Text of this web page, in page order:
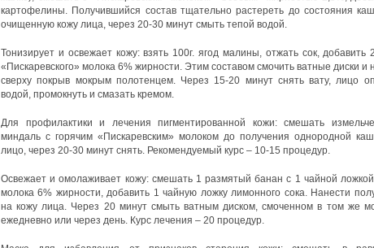
картофелины. Получившийся состав тщательно растереть до состояния
очищенную кожу лица, через 20-30 минут смыть тепой водой.
Тонизирует и освежает кожу: взять 100г. ягод малины, отжать сок, добавить
«Пискаревского» молока 6% жирности. Этим составом смочить ватные диски и
сверху покрыв мокрым полотенцем. Через 15-20 минут снять вату, лицо
водой, промокнуть и смазать кремом.
Для профилактики и лечения пигментированной кожи: смешать
миндаль с горячим «Пискаревским» молоком до получения однородной
лицо, через 20-30 минут снять. Рекомендуемый курс – 10-15 процедур.
Освежает и омолаживает кожу: смешать 1 размятый банан с 1 чайной ложкой
молока 6% жирности, добавить 1 чайную ложку лимонного сока. Нанести
на кожу лица. Через 20 минут смыть ватным диском, смоченном в том же
ежедневно или через день. Курс лечения – 20 процедур.